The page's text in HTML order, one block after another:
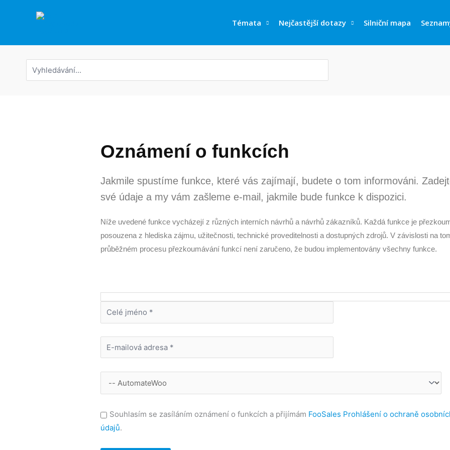
Témata Nejčastější dotazy Silniční mapa
Oznámení o funkcích
Jakmile spustíme funkce, které vás zajímají, budete o tom informováni.
své údaje a my vám zašleme e-mail, jakmile bude funkce k dispozici.
Níže uvedené funkce vycházejí z různých interních návrhů a návrhů zákazníků. Každá funkce je
posouzena z hlediska zájmu, užitečnosti, technické proveditelnosti a dostupných zdrojů. V závislosti na
průběžném procesu přezkoumávání funkcí není zaručeno, že budou implementovány všechny funkce.
Souhlasím se zasíláním oznámení o funkcích a přijímám FooSales Prohlášení o ochraně
údajů.